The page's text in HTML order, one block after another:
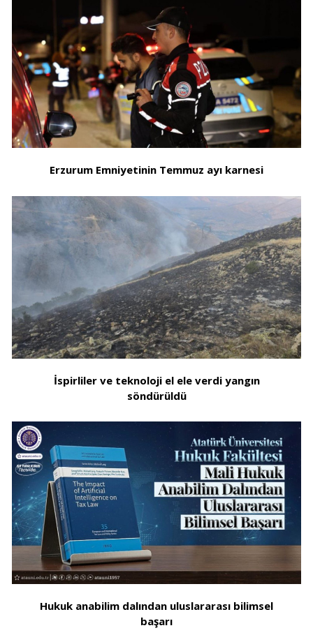
Erzurum Emniyetinin Temmuz ayı karnesi
İspirliler ve teknoloji el ele verdi yangın
söndürüldü
Hukuk anabilim dalından uluslararası bilimsel
başarı